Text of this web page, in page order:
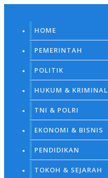
HOME
PEMERINTAH
POLITIK
HUKUM & KRIMINAL
TNI & POLRI
EKONOMI & BISNIS
PENDIDIKAN
TOKOH & SEJARAH